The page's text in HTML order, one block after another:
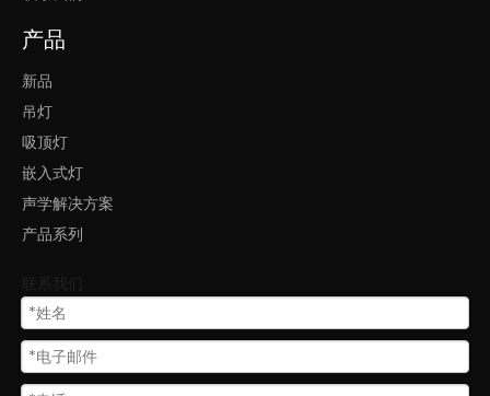
产品
新品
吊灯
吸顶灯
嵌入式灯
声学解决方案
产品系列